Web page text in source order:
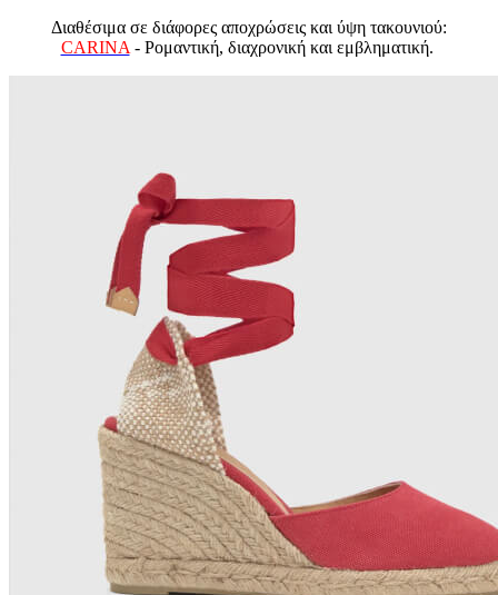
Διαθέσιμα σε διάφορες αποχρώσεις και ύψη τακουνιού:
CARINA - Ρομαντική, διαχρονική και εμβληματική.